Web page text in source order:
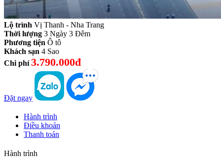
Lộ trình Vị Thanh - Nha Trang
Thời lượng 3 Ngày 3 Đêm
Phương tiện Ô tô
Khách sạn 4 Sao
Chi phí 3.790.000đ
Đặt ngay
Hành trình
Điều khoản
Thanh toán
Hành trình